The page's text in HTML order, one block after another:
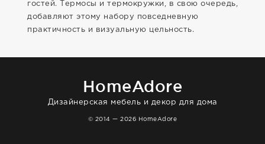
гостей. Термосы и термокружки, в свою очередь,
добавляют этому набору повседневную
практичность и визуальную цельность.
HomeAdore
Дизайнерская мебель и декор для дома
© 2014 — 2026 HomeAdore